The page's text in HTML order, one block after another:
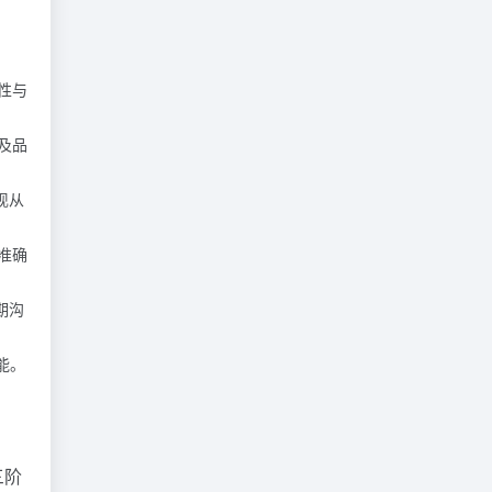
与
品
从
确
沟
阶